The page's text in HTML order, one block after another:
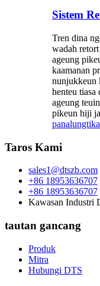
Sistem
Tren dina
wadah
ageung
kaamanan
nunjukkeun
henteu tiasa
ageung
pikeun hiji
Taros Kami
sales1@dtszb.com
+86 18953636707
+86 18953636707
Kawasan Industri
tautan gancang
Produk
Mitra
Hubungi DTS